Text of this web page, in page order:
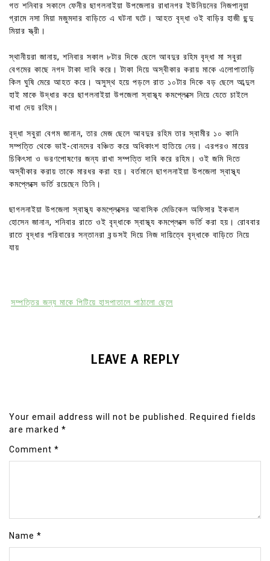
গত শনিবার সকালে ফেনীর ছাগলনাইয়া উপজেলার রাধানগর ইউনিয়নের নিজপানুয়া
গ্রামে নসা মিয়া মজুমদার বাড়িতে এ ঘটনা ঘটে। আহত বৃদ্ধা ওই বাড়ির হাজী ছন্দু
মিয়ার স্ত্রী।
স্থানীয়রা জানায়, শনিবার সকাল ৮টার দিকে ছেলে আবদুর রহিম বৃদ্ধা মা সবুরা
বেগমের কাছে নগদ টাকা দাবি করে। টাকা দিয়ে অস্বীকার করায় মাকে এলোপাতাড়ি
কিল ঘুষি মেরে আহত করে। অসুস্থ হয়ে পড়লে রাত ১০টার দিকে বড় ছেলে আব্দুল
হাই মাকে উদ্ধার করে ছাগলনাইয়া উপজেলা স্বাস্থ্য কমপ্লেক্সে নিয়ে যেতে চাইলে
বাধা দেয় রহিম।
বৃদ্ধা সবুরা বেগম জানান, তার মেজ ছেলে আবদুর রহিম তার স্বামীর ১০ কানি
সম্পত্তি থেকে ভাই-বোনদের বঞ্চিত করে অধিকাংশ হাতিয়ে নেয়। এরপরও মায়ের
চিকিৎসা ও ভরণপোষণের জন্য রাখা সম্পত্তি দাবি করে রহিম। ওই জমি দিতে
অস্বীকার করায় তাকে মারধর করা হয়। বর্তমানে ছাগলনাইয়া উপজেলা স্বাস্থ্য
কমপ্লেক্সে ভর্তি রয়েছেন তিনি।
ছাগলনাইয়া উপজেলা স্বাস্থ্য কমপ্লেক্সের আবাসিক মেডিকেল অফিসার ইকবাল
হোসেন জানান, শনিবার রাতে ওই বৃদ্ধাকে স্বাস্থ্য কমপ্লেক্সে ভর্তি করা হয়। রোববার
রাতে বৃদ্ধার পরিবারের সন্তানরা বন্ডসই দিয়ে নিজ দায়িত্বে বৃদ্ধাকে বাড়িতে নিয়ে
যায়
সম্পত্তির জন্য মাকে পিটিয়ে হাসপাতালে পাঠালো ছেলে
LEAVE A REPLY
Your email address will not be published.
Required fields
are marked *
Comment *
Name *